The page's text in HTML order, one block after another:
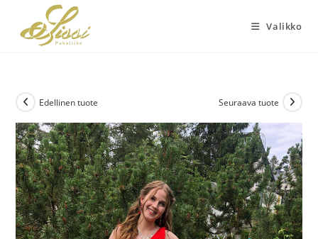
suoraan
sisältöön
Valikko
Edellinen tuote Seuraava tuote